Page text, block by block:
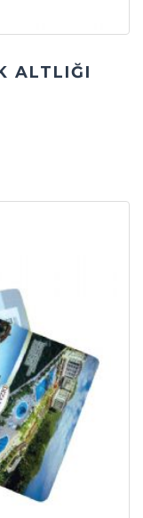
ALTLIĞI